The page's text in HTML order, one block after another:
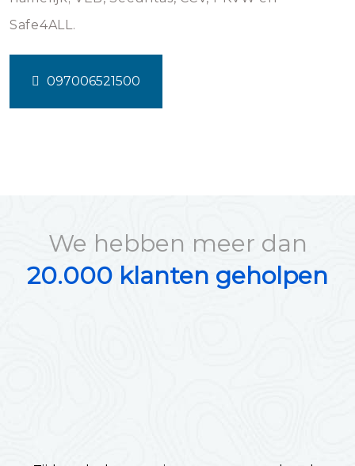
Safe4ALL.
097006521500
We hebben meer dan
20.000 klanten geholpen